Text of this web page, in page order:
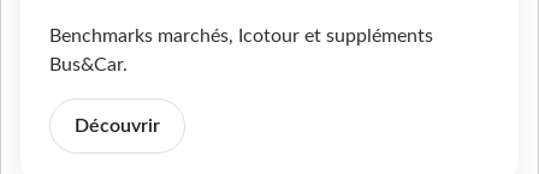
Benchmarks marchés, Icotour et suppléments
Bus&Car.
Découvrir